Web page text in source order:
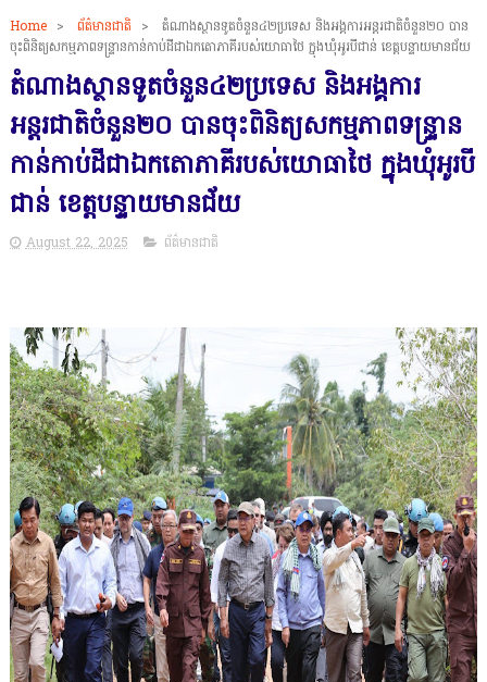
Home > ព័ត៌មានជាតិ >
តំណាងស្ថានទូតចំនួន៤២ប្រទេស និងអង្គការអន្តរជាតិចំនួន២០ បាន
ចុះពិនិត្យសកម្មភាពទន្ទ្រានកាន់កាប់ដីជាឯកតោភាគីរបស់យោធាថៃ ក្នុងឃុំអូរបីជាន់ ខេត្តបន្ទាយមានជ័យ
តំណាងស្ថានទូតចំនួន៤២ប្រទេស និងអង្គការ
អន្តរជាតិចំនួន២០ បានចុះពិនិត្យសកម្មភាពទន្ទ្រាន
កាន់កាប់ដីជាឯកតោភាគីរបស់យោធាថៃ ក្នុងឃុំអូរបី
ជាន់ ខេត្តបន្ទាយមានជ័យ
August 22, 2025 ព័ត៌មានជាតិ